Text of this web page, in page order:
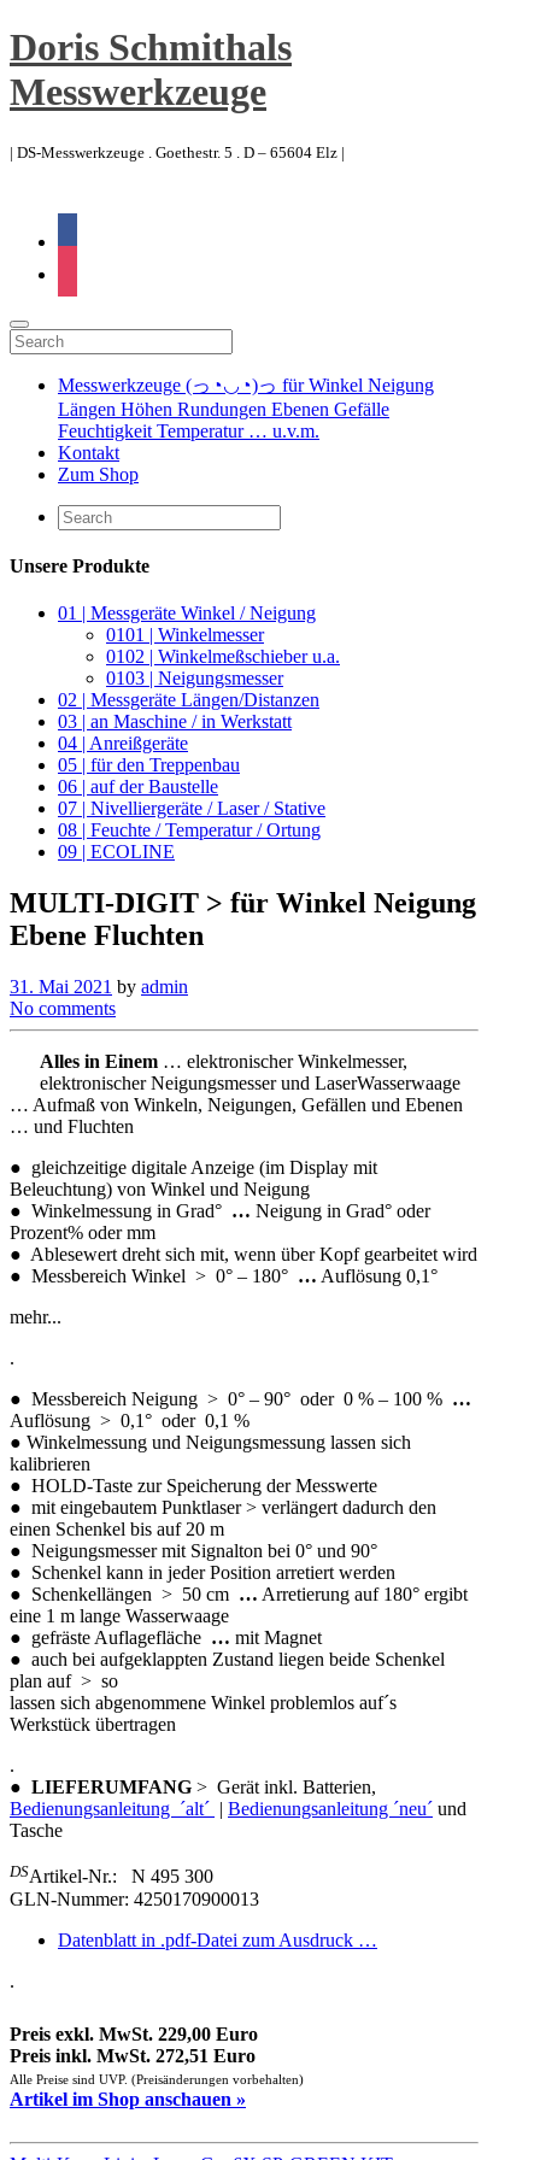
Doris Schmithals
Messwerkzeuge
| DS-Messwerkzeuge . Goethestr. 5 . D – 65604 Elz |
Messwerkzeuge (っ◔◡◔)っ für Winkel Neigung
Längen Höhen Rundungen Ebenen Gefälle
Feuchtigkeit Temperatur … u.v.m.
Kontakt
Zum Shop
Unsere Produkte
01 | Messgeräte Winkel / Neigung
0101 | Winkelmesser
0102 | Winkelmeßschieber u.a.
0103 | Neigungsmesser
02 | Messgeräte Längen/Distanzen
03 | an Maschine / in Werkstatt
04 | Anreißgeräte
05 | für den Treppenbau
06 | auf der Baustelle
07 | Nivelliergeräte / Laser / Stative
08 | Feuchte / Temperatur / Ortung
09 | ECOLINE
MULTI-DIGIT > für Winkel Neigung
Ebene Fluchten
31. Mai 2021 by admin
No comments
Alles in Einem … elektronischer Winkelmesser,
elektronischer Neigungsmesser und LaserWasserwaage
… Aufmaß von Winkeln, Neigungen, Gefällen und Ebenen
… und Fluchten
● gleichzeitige digitale Anzeige (im Display mit
Beleuchtung) von Winkel und Neigung
● Winkelmessung in Grad° … Neigung in Grad° oder
Prozent% oder mm
● Ablesewert dreht sich mit, wenn über Kopf gearbeitet wird
● Messbereich Winkel > 0° – 180° … Auflösung 0,1°
mehr...
.
● Messbereich Neigung > 0° – 90° oder 0 % – 100 % …
Auflösung > 0,1° oder 0,1 %
● Winkelmessung und Neigungsmessung lassen sich
kalibrieren
● HOLD-Taste zur Speicherung der Messwerte
● mit eingebautem Punktlaser > verlängert dadurch den
einen Schenkel bis auf 20 m
● Neigungsmesser mit Signalton bei 0° und 90°
● Schenkel kann in jeder Position arretiert werden
● Schenkellängen > 50 cm … Arretierung auf 180° ergibt
eine 1 m lange Wasserwaage
● gefräste Auflagefläche … mit Magnet
● auch bei aufgeklappten Zustand liegen beide Schenkel
plan auf > so
lassen sich abgenommene Winkel problemlos auf´s
Werkstück übertragen
.
● LIEFERUMFANG > Gerät inkl. Batterien,
Bedienungsanleitung ´alt´ | Bedienungsanleitung ´neu´ und
Tasche
DSArtikel-Nr.: N 495 300
GLN-Nummer: 4250170900013
Datenblatt in .pdf-Datei zum Ausdruck …
.
Preis exkl. MwSt. 229,00 Euro
Preis inkl. MwSt. 272,51 Euro
Alle Preise sind UVP. (Preisänderungen vorbehalten)
Artikel im Shop anschauen »